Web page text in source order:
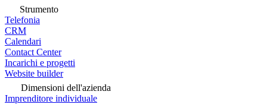
Strumento
Telefonia
CRM
Calendari
Contact Center
Incarichi e progetti
Website builder
Dimensioni dell'azienda
Imprenditore individuale